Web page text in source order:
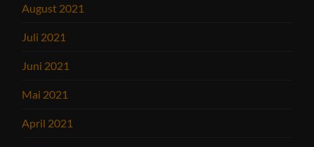
August 2021
Juli 2021
Juni 2021
Mai 2021
April 2021